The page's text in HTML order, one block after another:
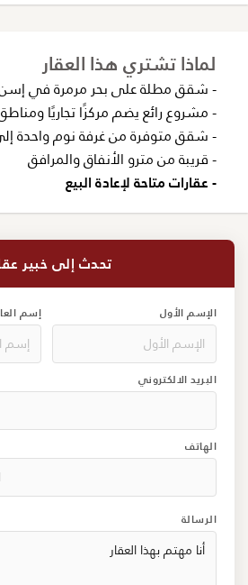
لماذا تشتري هذا العقار
- شقق مطلة على بحر مرمرة في
- مشروع رائع يضم مركزًا تجاريًا
- شقق متوفرة من غرفة نوم واحدة
- قريبة من مترو الأنفاق والمرافق
- عقارات متاحة لإعادة البيع
تحدث إلى خبير
الإسم الأول إسم
البريد الالكتروني
الهاتف
الرسالة